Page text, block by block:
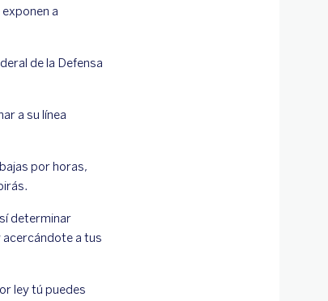
a
de la Defensa
a su línea
por horas,
determinar
a tus
ley tú puedes